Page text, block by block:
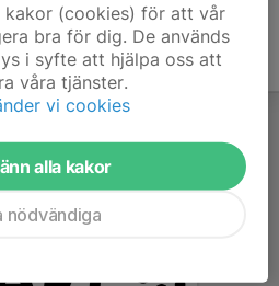
kakor (cookies) för att vår
bra för dig. De används
i syfte att hjälpa oss att
våra tjänster.
vi cookies
alla kakor
nödvändiga